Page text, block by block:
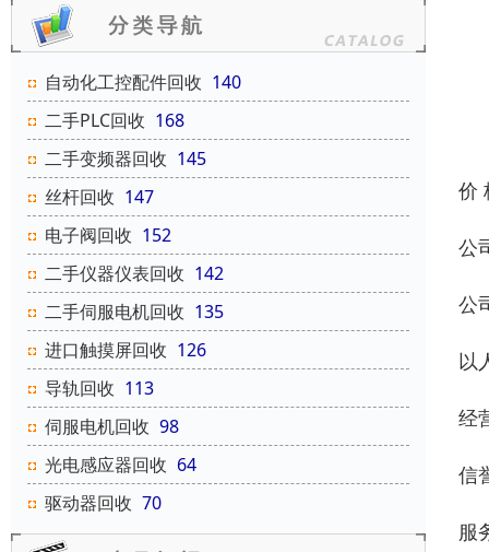
自动化工控配件回收 140
二手PLC回收 168
二手变频器回收 145
丝杆回收 147
电子阀回收 152
二手仪器仪表回收 142
二手伺服电机回收 135
进口触摸屏回收 126
导轨回收 113
伺服电机回收 98
光电感应器回收 64
驱动器回收 70
价
公
公
以
经
信
服